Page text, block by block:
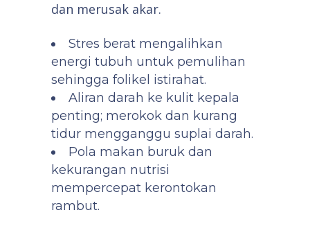
dan merusak akar.
Stres berat mengalihkan
energi tubuh untuk pemulihan
sehingga folikel istirahat.
Aliran darah ke kulit kepala
penting; merokok dan kurang
tidur mengganggu suplai darah.
Pola makan buruk dan
kekurangan nutrisi
mempercepat kerontokan
rambut.